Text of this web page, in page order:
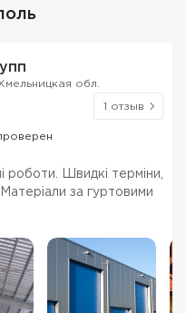
обл.
1 отзыв
роботи. Швидкі терміни,
Матеріали за гуртовими